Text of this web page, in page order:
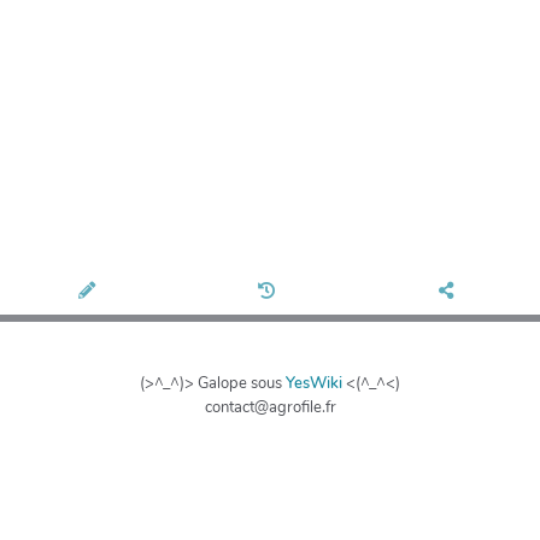
(>^_^)> Galope sousYesWiki<(^_^<)
contact@agrofile.fr